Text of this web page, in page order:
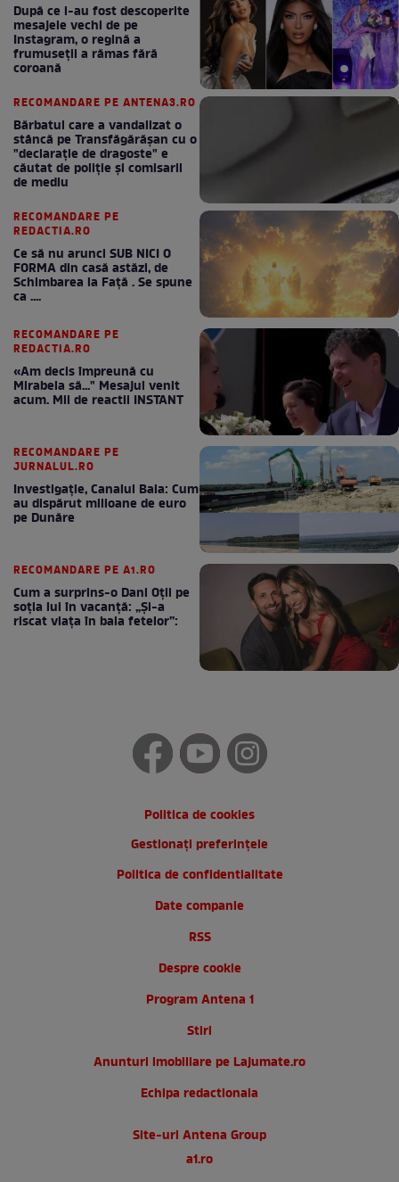
După ce i-au fost descoperite
mesajele vechi de pe
Instagram, o regină a
frumuseții a rămas fără
coroană
RECOMANDARE PE ANTENA3.RO
Bărbatul care a vandalizat o
stâncă pe Transfăgărășan cu o
"declaraţie de dragoste" e
căutat de poliție și comisarii
de mediu
RECOMANDARE PE
REDACTIA.RO
Ce să nu arunci SUB NICI O
FORMA din casă astăzi, de
Schimbarea la Față . Se spune
ca ....
RECOMANDARE PE
REDACTIA.RO
«Am decis împreună cu
Mirabela să..." Mesajul venit
acum. Mii de reactii INSTANT
RECOMANDARE PE
JURNALUL.RO
Investigație, Canalul Bala: Cum
au dispărut milioane de euro
pe Dunăre
RECOMANDARE PE A1.RO
Cum a surprins-o Dani Oțil pe
soția lui în vacanță: „Și-a
riscat viața în baia fetelor”:
Politica de cookies
Gestionați preferințele
Politica de confidentialitate
Date companie
RSS
Despre cookie
Program Antena 1
Stiri
Anunturi imobiliare pe Lajumate.ro
Echipa redactionala
Site-uri Antena Group
a1.ro